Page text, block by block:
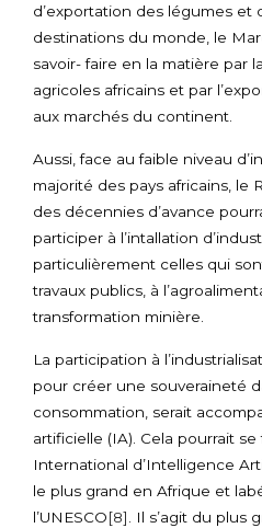
d’exportation des légumes et
destinations du monde, le
savoir- faire en la matière par
agricoles africains et par
aux marchés du continent.
Aussi, face au faible niveau
majorité des pays africains, le
des décennies d’avance
participer à l’intallation
particulièrement celles qui
travaux publics, à
transformation minière.
La participation à
pour créer une souveraineté
consommation, serait
artificielle (IA). Cela pourrait
International d’Intelligence
le plus grand en Afrique et
l’UNESCO[8]
. Il s’agit du plus